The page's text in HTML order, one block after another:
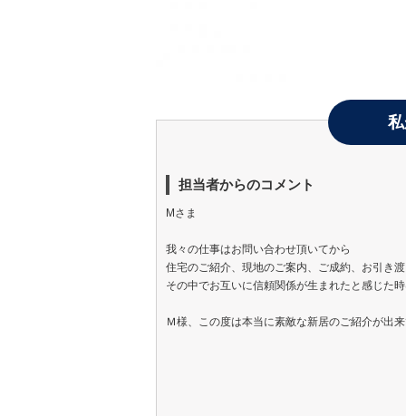
担当者からのコメント
Мさま
我々の仕事はお問い合わせ頂いてから
住宅のご紹介、現地のご案内、ご成約、お引き
その中でお互いに信頼関係が生まれたと感じた
Ｍ様、この度は本当に素敵な新居のご紹介が出来